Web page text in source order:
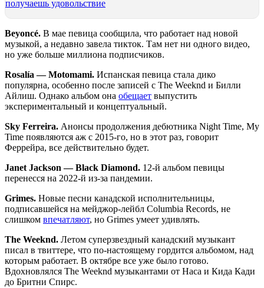
получаешь удовольствие
Beyoncé. В мае певица сообщила, что работает над новой
музыкой, а недавно завела тикток. Там нет ни одного видео,
но уже больше миллиона подписчиков.
Rosalía — Motomami. Испанская певица стала дико
популярна, особенно после записей с The Weeknd и Билли
Айлиш. Однако альбом она обещает выпустить
экспериментальный и концептуальный.
Sky Ferreira. Анонсы продолжения дебютника Night Time, My
Time появляются аж с 2015-го, но в этот раз, говорит
Феррейра, все действительно будет.
Janet Jackson — Black Diamond. 12-й альбом певицы
перенесся на 2022-й из-за пандемии.
Grimes. Новые песни канадской исполнительницы,
подписавшейся на мейджор-лейбл Columbia Records, не
слишком впечатляют, но Grimes умеет удивлять.
The Weeknd. Летом суперзвездный канадский музыкант
писал в твиттере, что по-настоящему гордится альбомом, над
которым работает. В октябре все уже было готово.
Вдохновлялся The Weeknd музыкантами от Наса и Кида Кади
до Бритни Спирс.